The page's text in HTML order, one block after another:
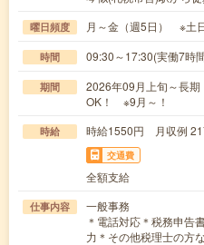
曜日頻度 月～金（週5日） ※土
時間 09:30～17:30(実働7時
期間
2026年09月上旬～長
OK！ ※9月～！
時給 時給1550円 月収例
交通費
全額支給
仕事内容
一般事務
＊電話対応＊税務申告
力＊その他税理士の方